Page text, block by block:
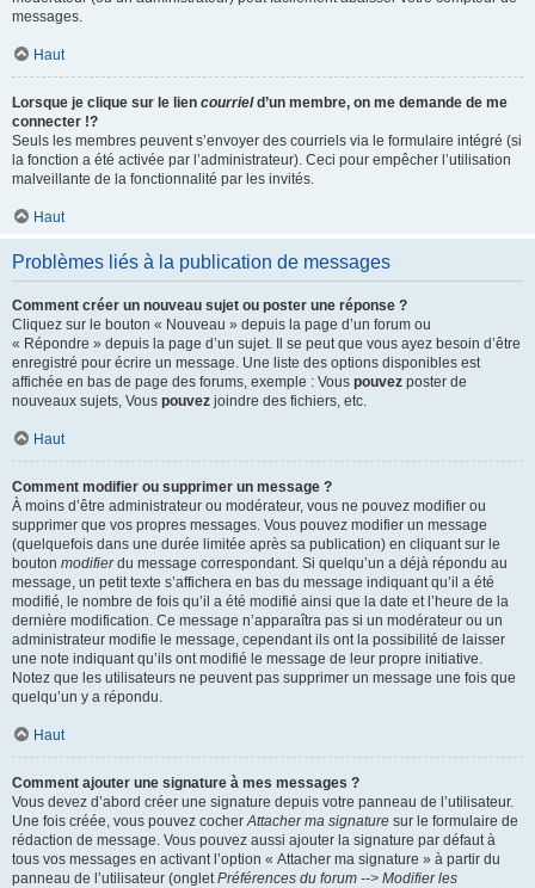
messages.
Haut
Lorsque je clique sur le lien courrield’un membre, on me demande de me
connecter !?
Seuls les membres peuvent s’envoyer des courriels via le formulaire intégré (si
la fonction a été activée par l’administrateur). Ceci pour empêcher l’utilisation
malveillante de la fonctionnalité par les invités.
Haut
Problèmes liés à la publication de messages
Comment créer un nouveau sujet ou poster une réponse ?
Cliquez sur le bouton « Nouveau » depuis la page d’un forum ou
« Répondre » depuis la page d’un sujet. Il se peut que vous ayez besoin d’être
enregistré pour écrire un message. Une liste des options disponibles est
affichée en bas de page des forums, exemple : Vous pouvez poster de
nouveaux sujets, Vous pouvez joindre des fichiers, etc.
Haut
Comment modifier ou supprimer un message ?
À moins d’être administrateur ou modérateur, vous ne pouvez modifier ou
supprimer que vos propres messages. Vous pouvez modifier un message
(quelquefois dans une durée limitée après sa publication) en cliquant sur le
bouton modifierdu message correspondant. Si quelqu’un a déjà répondu au
message, un petit texte s’affichera en bas du message indiquant qu’il a été
modifié, le nombre de fois qu’il a été modifié ainsi que la date et l’heure de la
dernière modification. Ce message n’apparaîtra pas si un modérateur ou un
administrateur modifie le message, cependant ils ont la possibilité de laisser
une note indiquant qu’ils ont modifié le message de leur propre initiative.
Notez que les utilisateurs ne peuvent pas supprimer un message une fois que
quelqu’un y a répondu.
Haut
Comment ajouter une signature à mes messages ?
Vous devez d’abord créer une signature depuis votre panneau de l’utilisateur.
Une fois créée, vous pouvez cocherAttacher ma signature sur le formulaire de
rédaction de message. Vous pouvez aussi ajouter la signature par défaut à
tous vos messages en activant l’option « Attacher ma signature » à partir du
panneau de l’utilisateur (ongletPréférences du forum --> Modifier les